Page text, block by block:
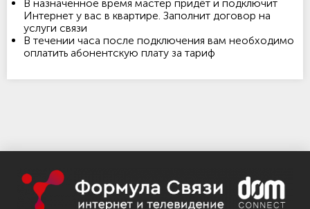
В назначенное время мастер придёт и подключит
Интернет у вас в квартире. Заполнит договор на
услуги связи
В течении часа после подключения вам необходимо
оплатить абонентскую плату за тариф